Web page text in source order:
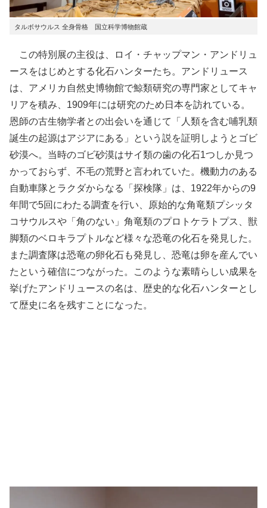
タルボサウルス 全身骨格 国立科学博物館蔵
この特別展の主役は、ロイ・チャップマン・アンドリュ
ースをはじめとする化石ハンターたち。アンドリュース
は、アメリカ自然史博物館で鯨類研究の専門家としてキャ
リアを積み、1909年には研究のため日本を訪れている。
恩師の古生物学者との出会いを通じて「人類を含む哺乳類
誕生の起源はアジアにある」という説を証明しようとゴビ
砂漠へ。当時のゴビ砂漠はサイ類の歯の化石1つしか見つ
かっておらず、不毛の荒野と言われていた。機動力のある
自動車隊とラクダからなる「探検隊」は、1922年からの9
年間で5回にわたる調査を行い、原始的な角竜類プシッタ
コサウルスや「角のない」角竜類のプロトケラトプス、獣
脚類のベロキラプトルなど様々な恐竜の化石を発見した。
また調査隊は恐竜の卵化石も発見し、恐竜は卵を産んでい
たという確信につながった。このような素晴らしい成果を
挙げたアンドリュースの名は、歴史的な化石ハンターとし
て歴史に名を残すことになった。